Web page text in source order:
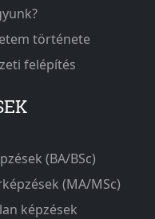
története
felépítés
(BA/BSc)
(MA/MSc)
képzések